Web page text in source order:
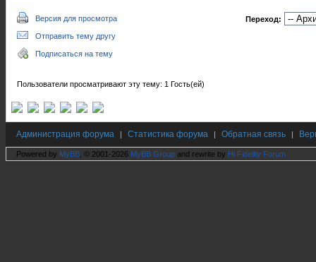
Версия для просмотра
Отправить тему другу
Подписаться на тему
Переход:
Пользователи просматривают эту тему: 1 Гость(ей)
Администрация форума | Статистика форума | Обратная связь |
Powered by MyBB , © 2001-2026 MyBB Group and rewrite by Hi Fidelity Forum